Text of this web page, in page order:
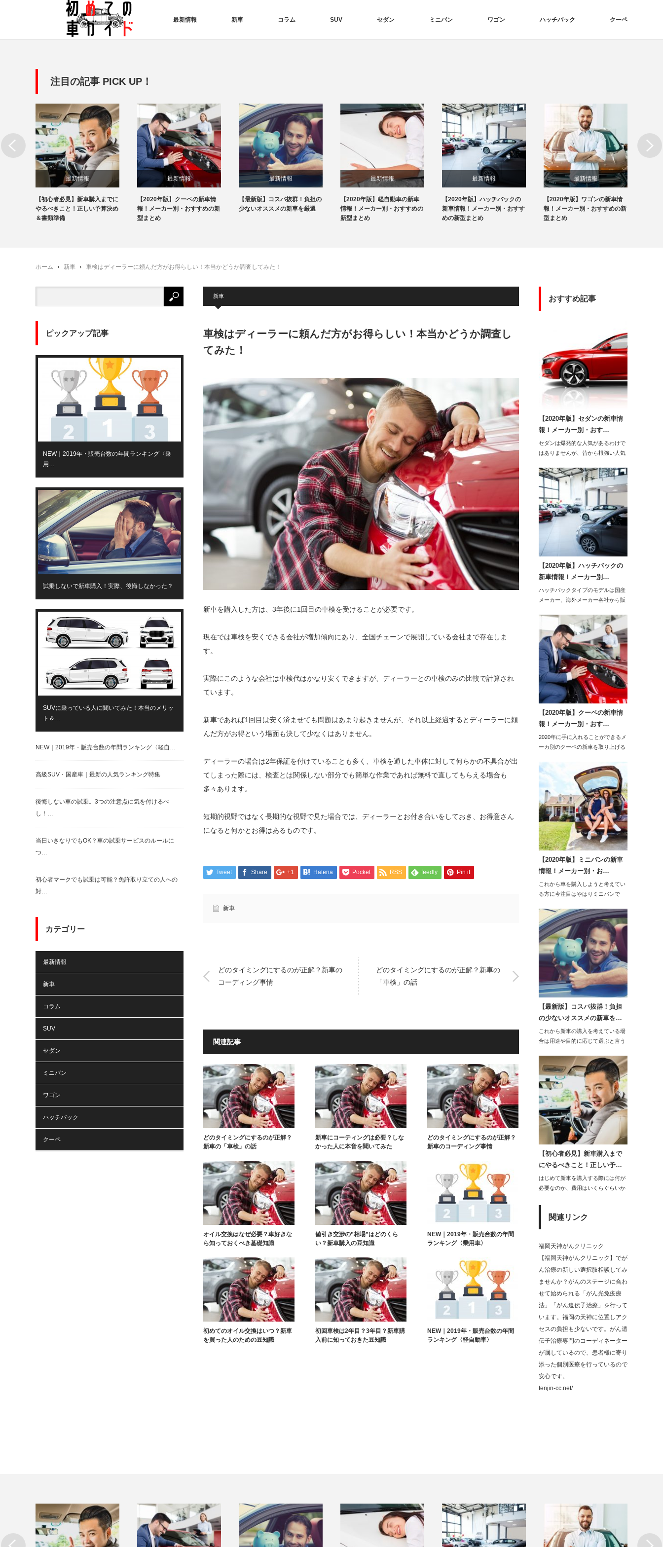
最新情報 新車 コラム SUV セダン ミニバン ワゴン ハッチバック クーペ
注目の記事 PICK UP！
最新情報
【初心者必見】新車購入までに
やるべきこと！正しい予算決め
＆書類準備
最新情報
【2020年版】クーペの新車情
報！メーカー別・おすすめの新
型まとめ
最新情報
【最新版】コスパ抜群！負担の
少ないオススメの新車を厳選
最新情報
【2020年版】軽自動車の新車
情報！メーカー別・おすすめの
新型まとめ
最新情報
【2020年版】ハッチバックの
新車情報！メーカー別・おすす
めの新型まとめ
最新情報
【2020年版】ワゴンの新車情
報！メーカー別・おすすめの新
型まとめ
Next
ホーム 新車 車検はディーラーに頼んだ方がお得らしい！本当かどうか調査してみた！
新車
車検はディーラーに頼んだ方がお得らしい！本当かどうか調査し
てみた！
新車を購入した方は、3年後に1回目の車検を受けることが必要です。
現在では車検を安くできる会社が増加傾向にあり、全国チェーンで展開している会社まで存在しま
す。
実際にこのような会社は車検代はかなり安くできますが、ディーラーとの車検のみの比較で計算され
ています。
新車であれば1回目は安く済ませても問題はあまり起きませんが、それ以上経過するとディーラーに頼
んだ方がお得という場面も決して少なくはありません。
ディーラーの場合は2年保証を付けていることも多く、車検を通した車体に対して何らかの不具合が出
てしまった際には、検査とは関係しない部分でも簡単な作業であれば無料で直してもらえる場合も
多々あります。
短期的視野ではなく長期的な視野で見た場合では、ディーラーとお付き合いをしておき、お得意さん
になると何かとお得はあるものです。
Tweet Share +1 Hatena Pocket RSS feedly Pin it
新車
どのタイミングにするのが正解？新車の
コーディング事情
どのタイミングにするのが正解？新車の
「車検」の話
関連記事
どのタイミングにするのが正解？
新車の「車検」の話
新車にコーティングは必要？しな
かった人に本音を聞いてみた
どのタイミングにするのが正解？
新車のコーディング事情
オイル交換はなぜ必要？車好きな
ら知っておくべき基礎知識
値引き交渉の”相場”はどのくら
い？新車購入の豆知識
NEW｜2019年・販売台数の年間
ランキング〈乗用車〉
初めてのオイル交換はいつ？新車
を買った人のための豆知識
初回車検は2年目？3年目？新車購
入前に知っておきた豆知識
NEW｜2019年・販売台数の年間
ランキング〈軽自動車〉
ピックアップ記事
NEW｜2019年・販売台数の年間ランキング〈乗
用…
試乗しないで新車購入！実際、後悔しなかった？
SUVに乗っている人に聞いてみた！本当のメリッ
ト＆…
NEW｜2019年・販売台数の年間ランキング〈軽自…
高級SUV・国産車｜最新の人気ランキング特集
後悔しない車の試乗。3つの注意点に気を付けるべ
し！…
当日いきなりでもOK？車の試乗サービスのルールに
つ…
初心者マークでも試乗は可能？免許取り立ての人への
対…
カテゴリー
最新情報
新車
コラム
SUV
セダン
ミニバン
ワゴン
ハッチバック
クーペ
おすすめ記事
【2020年版】セダンの新車情
報！メーカー別・おす…
セダンは爆発的な人気があるわけで
はありませんが、昔から根強い人気
【2020年版】ハッチバックの
新車情報！メーカー別…
ハッチバックタイプのモデルは国産
メーカー、海外メーカー各社から販
【2020年版】クーペの新車情
報！メーカー別・おす…
2020年に手に入れることができるメ
ーカ別のクーペの新車を取り上げる
【2020年版】ミニバンの新車
情報！メーカー別・お…
これから車を購入しようと考えてい
る方に今注目はやはりミニバンで
【最新版】コスパ抜群！負担
の少ないオススメの新車を…
これから新車の購入を考えている場
合は用途や目的に応じて選ぶと言う
【初心者必見】新車購入まで
にやるべきこと！正しい予…
はじめて新車を購入する際には何が
必要なのか、費用はいくらぐらいか
関連リンク
福岡天神がんクリニック
【福岡天神がんクリニック】でが
ん治療の新しい選択肢相談してみ
ませんか？がんのステージに合わ
せて始められる「がん光免疫療
法」「がん遺伝子治療」を行って
います。福岡の天神に位置しアク
セスの負担も少ないです。がん遺
伝子治療専門のコーディネーター
が属しているので、患者様に寄り
添った個別医療を行っているので
安心です。
tenjin-cc.net/
Next